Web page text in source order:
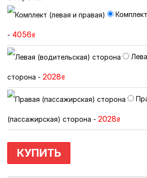
- 4056₴
сторона - 2028₴
(пассажирская) сторона - 2028₴
КУПИТЬ